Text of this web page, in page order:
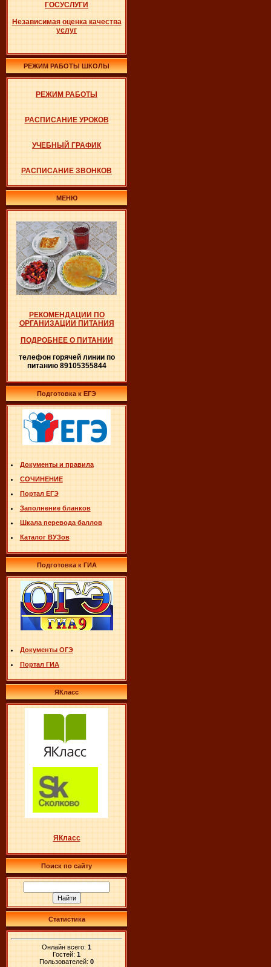
ГОСУСЛУГИ
Независимая оценка качества
услуг
РЕЖИМ РАБОТЫ ШКОЛЫ
РЕЖИМ РАБОТЫ
РАСПИСАНИЕ УРОКОВ
УЧЕБНЫЙ ГРАФИК
РАСПИСАНИЕ ЗВОНКОВ
МЕНЮ
РЕКОМЕНДАЦИИ ПО
ОРГАНИЗАЦИИ ПИТАНИЯ
ПОДРОБНЕЕ О ПИТАНИИ
телефон горячей линии по
питанию 89105355844
Подготовка к ЕГЭ
Документы и правила
СОЧИНЕНИЕ
Портал ЕГЭ
Заполнение бланков
Шкала перевода баллов
Каталог ВУЗов
Подготовка к ГИА
Документы ОГЭ
Портал ГИА
ЯКласс
ЯКласс
Поиск по сайту
Статистика
Онлайн всего: 1
Гостей: 1
Пользователей: 0